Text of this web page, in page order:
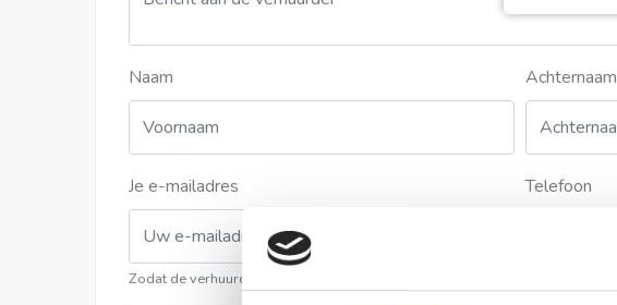
Naam Achternaam
Je e-mailadres
Zodat de verhuurder contact met u kan opnemen
Telefoon